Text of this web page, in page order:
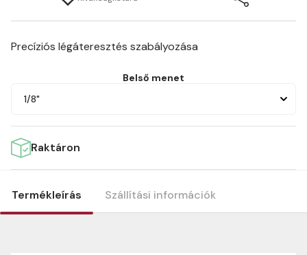
Precíziós légáteresztés szabályozása
Belső menet
1/8"
Raktáron
Termékleírás Szállítási információk